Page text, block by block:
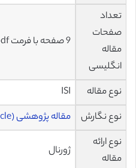
تعداد
صفحات
مقاله
انگلیسی
9 صفحه با فرمت pdf
نوع مقاله
ISI
نوع نگارش
مقاله پژوهشی (Research Article)
نوع ارائه
مقاله
ژورنال